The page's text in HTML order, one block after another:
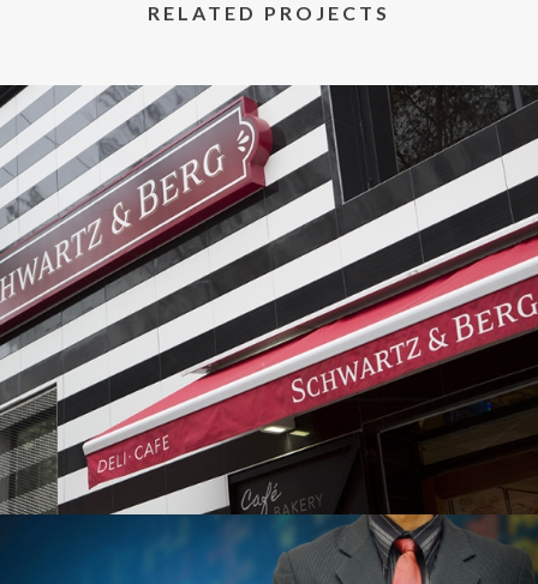
RELATED PROJECTS